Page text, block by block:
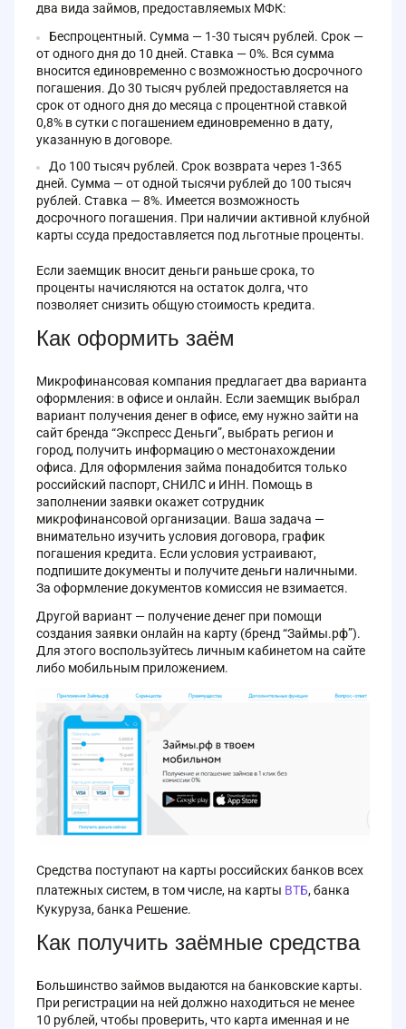
два вида займов, предоставляемых МФК:
Беспроцентный. Сумма — 1-30 тысяч рублей. Срок —
от одного дня до 10 дней. Ставка — 0%. Вся сумма
вносится единовременно с возможностью досрочного
погашения. До 30 тысяч рублей предоставляется на
срок от одного дня до месяца с процентной ставкой
0,8% в сутки с погашением единовременно в дату,
указанную в договоре.
До 100 тысяч рублей. Срок возврата через 1-365
дней. Сумма — от одной тысячи рублей до 100 тысяч
рублей. Ставка — 8%. Имеется возможность
досрочного погашения. При наличии активной клубной
карты ссуда предоставляется под льготные проценты.
Если заемщик вносит деньги раньше срока, то
проценты начисляются на остаток долга, что
позволяет снизить общую стоимость кредита.
Как оформить заём
Микрофинансовая компания предлагает два варианта
оформления: в офисе и онлайн. Если заемщик выбрал
вариант получения денег в офисе, ему нужно зайти на
сайт бренда “Экспресс Деньги”, выбрать регион и
город, получить информацию о местонахождении
офиса. Для оформления займа понадобится только
российский паспорт, СНИЛС и ИНН. Помощь в
заполнении заявки окажет сотрудник
микрофинансовой организации. Ваша задача —
внимательно изучить условия договора, график
погашения кредита. Если условия устраивают,
подпишите документы и получите деньги наличными.
За оформление документов комиссия не взимается.
Другой вариант — получение денег при помощи
создания заявки онлайн на карту (бренд “Займы.рф”).
Для этого воспользуйтесь личным кабинетом на сайте
либо мобильным приложением.
Средства поступают на карты российских банков всех
платежных систем, в том числе, на карты ВТБ, банка
Кукуруза, банка Решение.
Как получить заёмные средства
Большинство займов выдаются на банковские карты.
При регистрации на ней должно находиться не менее
10 рублей, чтобы проверить, что карта именная и не